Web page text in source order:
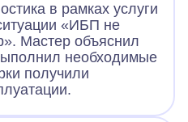
в рамках услуги
«ИБП не
Мастер объяснил
необходимые
получили